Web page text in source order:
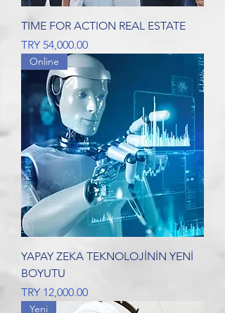
TIME FOR ACTION REAL ESTATE
Price
TRY 54,000.00
Online
YAPAY ZEKA TEKNOLOJİNİN YENİ
BOYUTU
Price
TRY 12,000.00
Yeni